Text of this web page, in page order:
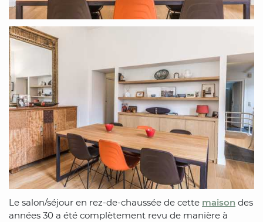
Le salon/séjour en rez-de-chaussée de cette maison des
années 30 a été complètement revu de manière à